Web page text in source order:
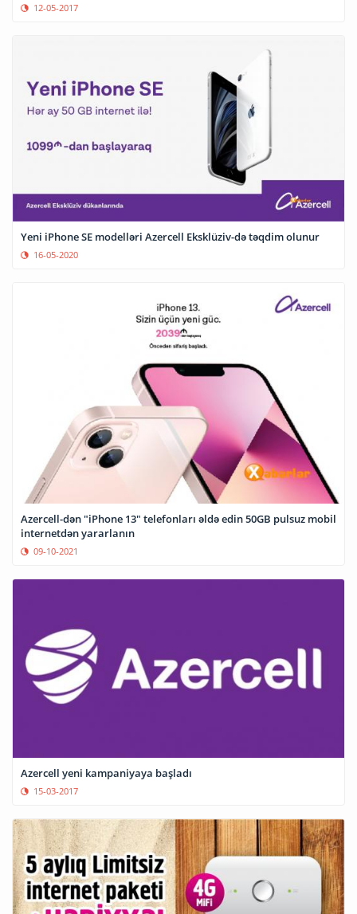
12-05-2017
Yeni iPhone SE modelləri Azercell Eksklüziv-də təqdim olunur
16-05-2020
Azercell-dən "iPhone 13" telefonları əldə edin 50GB pulsuz mobil
internetdən yararlanın
09-10-2021
Azercell yeni kampaniyaya başladı
15-03-2017